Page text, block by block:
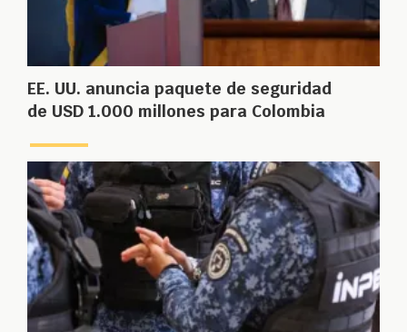
EE. UU. anuncia paquete de seguridad
de USD 1.000 millones para Colombia